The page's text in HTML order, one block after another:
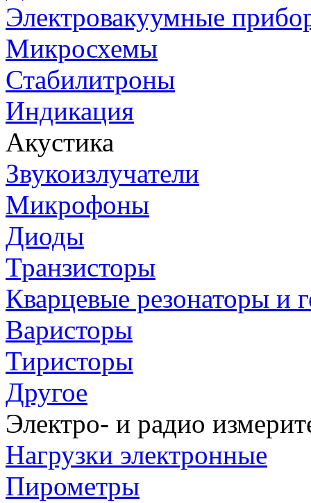
Электровакуумные
Микросхемы
Стабилитроны
Индикация
Акустика
Звукоизлучатели
Микрофоны
Диоды
Транзисторы
Кварцевые резонаторы и
Варисторы
Тиристоры
Другое
Электро- и радио
Нагрузки электронные
Пирометры